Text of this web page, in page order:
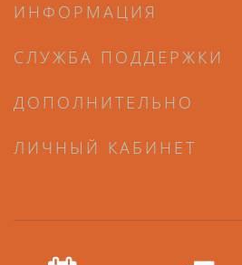
ИНФОРМАЦИЯ
СЛУЖБА ПОДДЕРЖКИ
ДОПОЛНИТЕЛЬНО
ЛИЧНЫЙ КАБИНЕТ